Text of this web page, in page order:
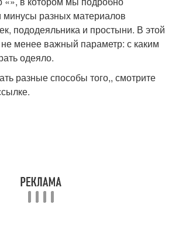
разных материалов
пододеяльника и простыни. В этой
менее важный параметр: с каким
одеяло.
разные способы того,, смотрите